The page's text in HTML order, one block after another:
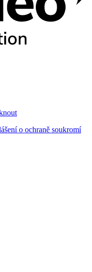
o ochraně soukromí